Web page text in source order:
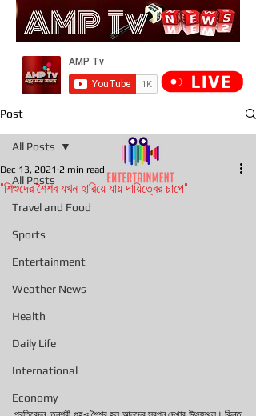
Post
All Posts
Travel and Food
Sports
Entertainment
Weather News
Health
Daily Life
International
Economy
All Posts
"শিশুদের শৈশব যখন হারিয়ে যায় দায়িত্বের চাপে"
Dec 13, 2021 2 min read